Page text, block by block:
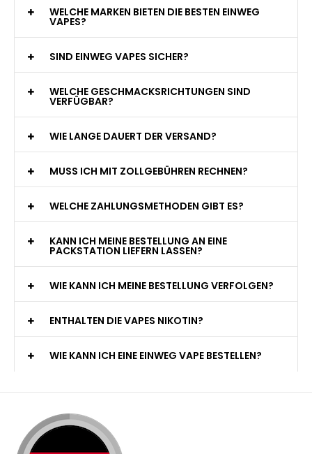
WELCHE MARKEN BIETEN DIE BESTEN EINWEG
VAPES?
SIND EINWEG VAPES SICHER?
WELCHE GESCHMACKSRICHTUNGEN SIND
VERFÜGBAR?
WIE LANGE DAUERT DER VERSAND?
MUSS ICH MIT ZOLLGEBÜHREN RECHNEN?
WELCHE ZAHLUNGSMETHODEN GIBT ES?
KANN ICH MEINE BESTELLUNG AN EINE
PACKSTATION LIEFERN LASSEN?
WIE KANN ICH MEINE BESTELLUNG VERFOLGEN?
ENTHALTEN DIE VAPES NIKOTIN?
WIE KANN ICH EINE EINWEG VAPE BESTELLEN?